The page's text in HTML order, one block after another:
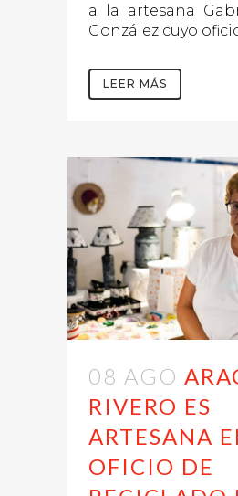
a la artesana
González cuyo
LEER MÁS
08 AGO
RIVERO ES
ARTESANA
OFICIO DE